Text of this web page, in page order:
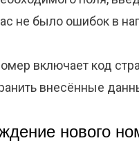
не было ошибок в
включает код
внесённые
нового